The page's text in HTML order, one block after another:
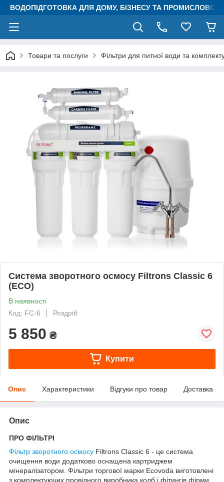
ВОДОПІДГОТОВКА ДЛЯ ДОМУ, БІЗНЕСУ ТА
Товари та послуги Фільтри для питної води та
Система зворотного осмосу Filtrons Classiс 6
(ECO)
В наявності
Код: FC-6
Роздріб
5 850 ₴
Купити
Опис Характеристики Відгуки про товар Доставка
Опис
ПРО ФІЛЬТРІ
Фільтр зворотного осмосу Filtrons Classiс 6 - це система
очищення води додатково оснащена картриджем
мінералізатором. Фільтри торгової марки Ecovoda виготовлені
з комплектуючих провідного виробника колб і фітингів фірми